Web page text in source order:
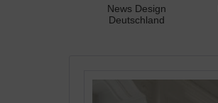
News Design
Deutschland